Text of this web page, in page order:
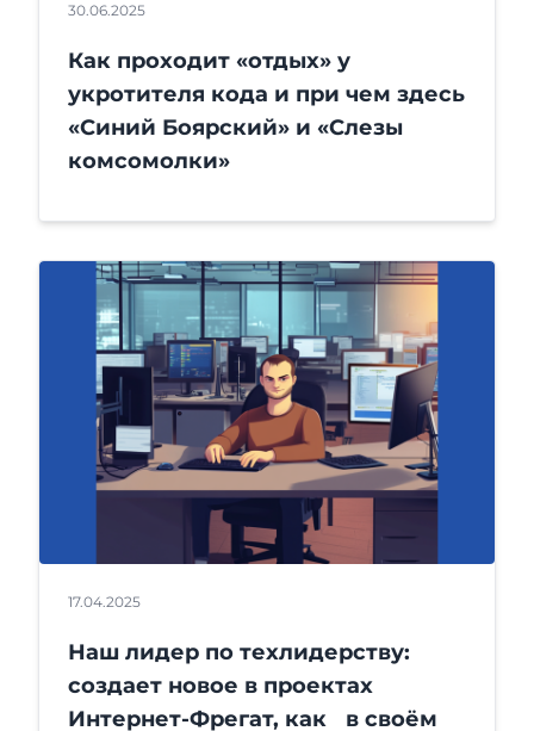
30.06.2025
Как проходит «отдых» у
укротителя кода и при чем здесь
«Синий Боярский» и «Слезы
комсомолки»
17.04.2025
Наш лидер по техлидерству:
создает новое в проектах
Интернет-Фрегат, как в своём